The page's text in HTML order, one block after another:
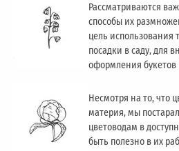
Рассматриваются
способы их
цель использования
посадки в саду, для
оформления букетов
Несмотря на то, что
материя, мы
цветоводам в
быть полезно в их